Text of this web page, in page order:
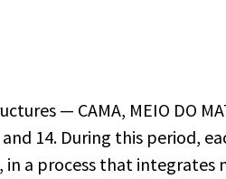
— CAMA, MEIO DO
14. During this period,
a process that integrates